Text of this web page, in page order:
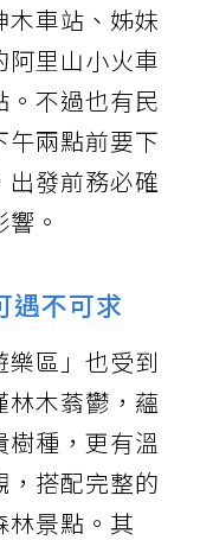
木車站、姊妹
阿里山小火車
。不過也有民
午兩點前要下
出發前務必確
。
遇不可求
區」也受到
木蓊鬱，蘊
種，更有溫
，搭配完整的
林景點。其